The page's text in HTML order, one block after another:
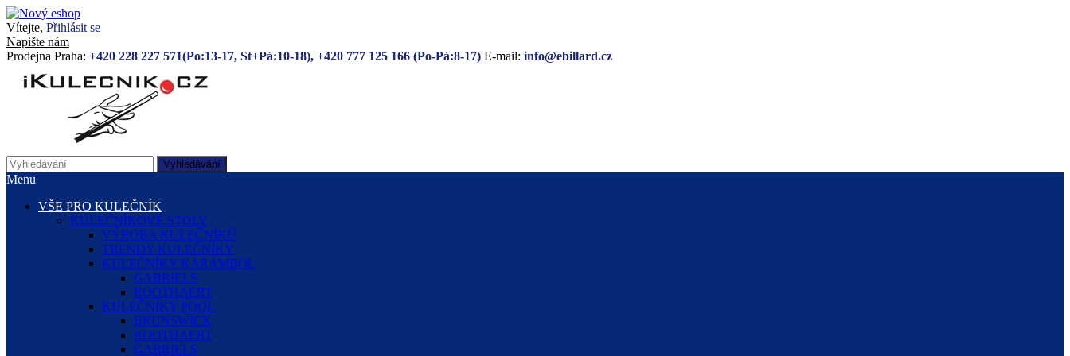
Vítejte, Přihlásit se
Napište nám
Prodejna Praha: +420 228 227 571(Po:13-17, St+Pá:10-18), +420 777 125 166 (Po-Pá:8-17) E-mail: info@ebillard.cz
Vyhledávání
Menu
VŠE PRO KULEČNÍK
KULEČNÍKOVÉ STOLY
VÝROBA KULEČNÍKŮ
TRENDY KULEČNÍKY
KULEČNÍKY KARAMBOL
GABRIELS
ROOTHAERT
KULEČNÍKY POOL
BRUNSWICK
ROOTHAERT
GABRIELS